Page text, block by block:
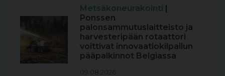
Metsäkoneurakointi |
Ponssen
palonsammutuslaitteisto ja
harvesteripään rotaattori
voittivat innovaatiokilpailun
pääpalkinnot Belgiassa
09.08.2026